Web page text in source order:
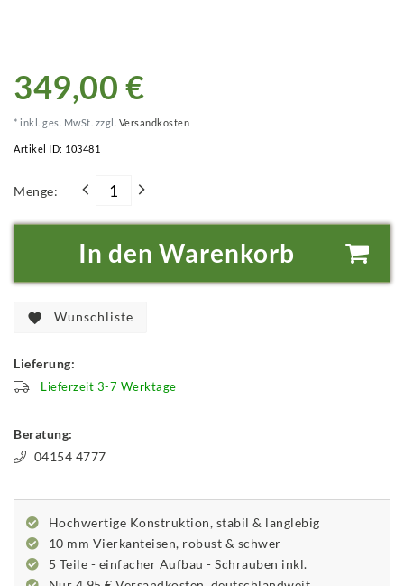
349,00 €
* inkl. ges. MwSt. zzgl. Versandkosten
Artikel ID: 103481
Menge:
In den Warenkorb
Wunschliste
Lieferung:
Lieferzeit 3-7 Werktage
Beratung:
04154 4777
Hochwertige Konstruktion, stabil & langlebig
10 mm Vierkanteisen, robust & schwer
5 Teile - einfacher Aufbau - Schrauben inkl.